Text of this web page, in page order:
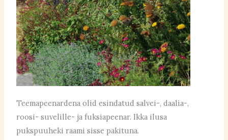
Teemapeenardena olid esindatud salvei-, daalia-,
roosi- suvelille- ja fuksiapeenar. Ikka ilusa
pukspuuheki raami sisse pakituna.